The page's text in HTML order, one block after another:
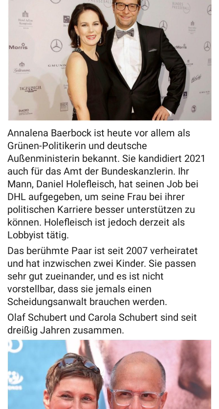
Annalena Baerbock ist heute vor allem als
Grünen-Politikerin und deutsche
Außenministerin bekannt. Sie kandidiert 2021
auch für das Amt der Bundeskanzlerin. Ihr
Mann, Daniel Holefleisch, hat seinen Job bei
DHL aufgegeben, um seine Frau bei ihrer
politischen Karriere besser unterstützen zu
können. Holefleisch ist jedoch derzeit als
Lobbyist tätig.
Das berühmte Paar ist seit 2007 verheiratet
und hat inzwischen zwei Kinder. Sie passen
sehr gut zueinander, und es ist nicht
vorstellbar, dass sie jemals einen
Scheidungsanwalt brauchen werden.
Olaf Schubert und Carola Schubert sind seit
dreißig Jahren zusammen.